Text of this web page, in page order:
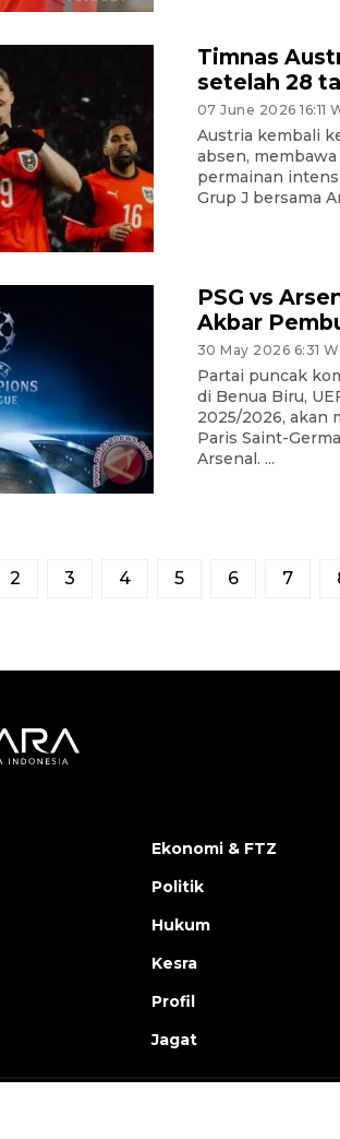
Timnas
setelah 28
07 June 2026 16:11
Austria kembali
absen,
permainan
Grup J bersama
PSG vs
Akbar
30 May 2026 6:31
Partai puncak
di Benua Biru,
2025/2026, akan
Paris Saint-
Arsenal. ...
2 3 4 5 6 7
Ekonomi & FTZ
Politik
Hukum
Kesra
Profil
Jagat